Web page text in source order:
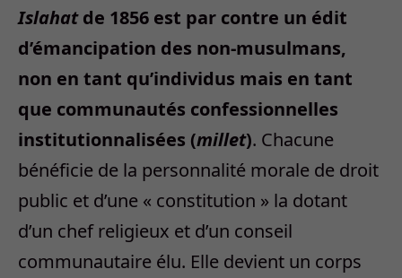
Islahatde 1856 est par contre un édit
d’émancipation des non-musulmans,
non en tant qu’individus mais en tant
que communautés confessionnelles
institutionnalisées (millet). Chacune
bénéficie de la personnalité morale de droit
public et d’une « constitution » la dotant
d’un chef religieux et d’un conseil
communautaire élu. Elle devient un corps